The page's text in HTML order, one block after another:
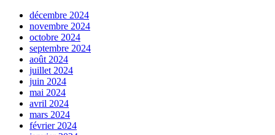
décembre 2024
novembre 2024
octobre 2024
septembre 2024
août 2024
juillet 2024
juin 2024
mai 2024
avril 2024
mars 2024
février 2024